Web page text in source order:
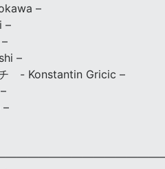
–
–
–
チ - Konstantin Gricic –
–